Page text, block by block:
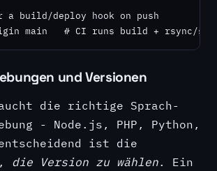
build/deploy hook on push
main   # CI runs build + rsync/
und Versionen
die richtige Sprach-
- Node.js, PHP, Python,
ist die
die Version zu wählen. Ein